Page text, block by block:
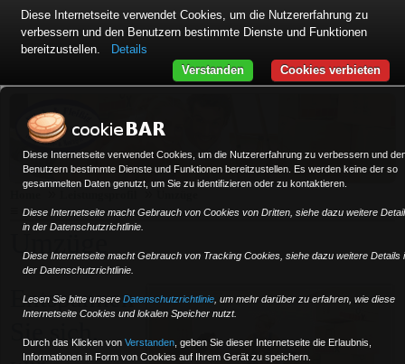
»
Entspannen
Sie sich,
Diese Internetseite verwendet Cookies, um die Nutzererfahrung zu verbessern und
Benutzern bestimmte Dienste und Funktionen bereitzustellen. Es werden keine der so
gesammelten Daten genutzt, um Sie zu identifizieren oder zu kontaktieren.
Diese Internetseite macht Gebrauch von Cookies von Dritten, siehe dazu weitere
in der Datenschutzrichtlinie.
Diese Internetseite macht Gebrauch von Tracking Cookies, siehe dazu weitere Details
der Datenschutzrichtlinie.
Lesen Sie bitte unsere Datenschutzrichtlinie , um mehr darüber zu erfahren, wie diese
Internetseite Cookies und lokalen Speicher nutzt.
Durch das Klicken von Verstanden geben Sie dieser Internetseite die Erlaubnis,
Informationen in Form von Cookies auf Ihrem Gerät zu speichern.
Diese Internetseite verwendet Cookies, um die Nutzererfahrung zu
verbessern und den Benutzern bestimmte Dienste und Funktionen
bereitzustellen.
Details
Cookies verbieten
Verstanden